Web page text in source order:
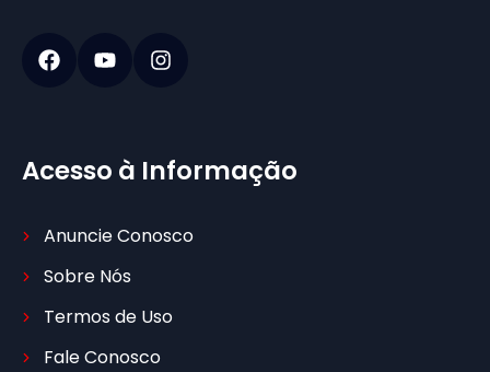
Acesso à Informação
Anuncie Conosco
Sobre Nós
Termos de Uso
Fale Conosco